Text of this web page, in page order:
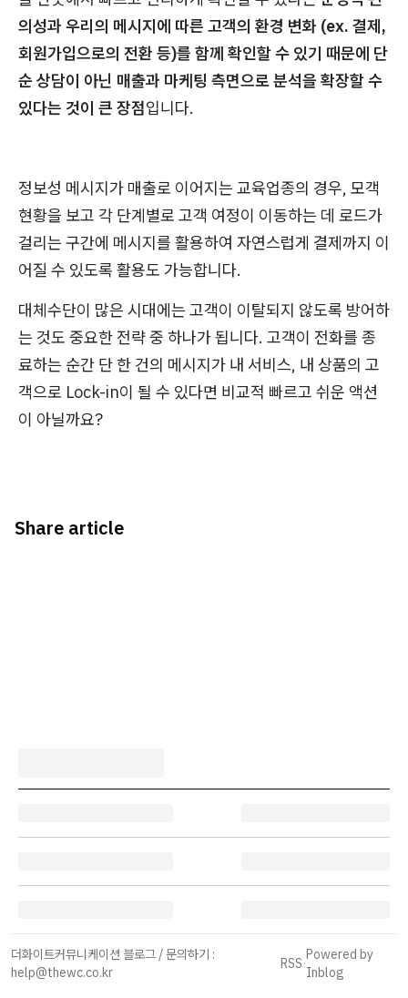
의성과 우리의 메시지에 따른 고객의 환경 변화 (ex. 결제,
회원가입으로의 전환 등)를 함께 확인할 수 있기 때문에 단
순 상담이 아닌 매출과 마케팅 측면으로 분석을 확장할 수
있다는 것이 큰 장점입니다.
정보성 메시지가 매출로 이어지는 교육업종의 경우, 모객
현황을 보고 각 단계별로 고객 여정이 이동하는 데 로드가
걸리는 구간에 메시지를 활용하여 자연스럽게 결제까지 이
어질 수 있도록 활용도 가능합니다.
대체수단이 많은 시대에는 고객이 이탈되지 않도록 방어하
는 것도 중요한 전략 중 하나가 됩니다. 고객이 전화를 종
료하는 순간 단 한 건의 메시지가 내 서비스, 내 상품의 고
객으로 Lock-in이 될 수 있다면 비교적 빠르고 쉬운 액션
이 아닐까요?
Share article
더화이트커뮤니케이션 블로그 / 문의하기 :
help@thewc.co.kr
RSS·
Powered by
Inblog